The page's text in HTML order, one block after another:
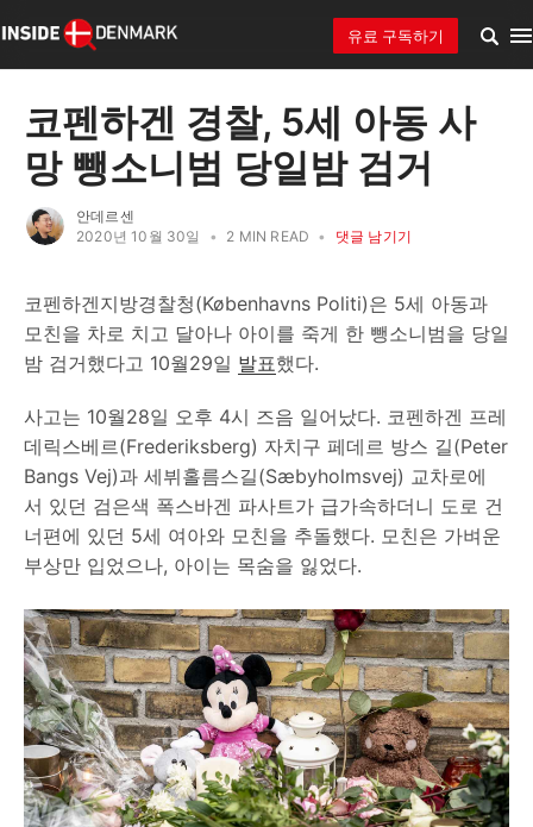
유료 구독하기
코펜하겐 경찰, 5세 아동 사
망 뺑소니범 당일밤 검거
안데르센
2020년 10월 30일
• 2 MIN READ • 댓글 남기기
코펜하겐지방경찰청(Københavns Politi)은 5세 아동과
모친을 차로 치고 달아나 아이를 죽게 한 뺑소니범을 당일
밤 검거했다고 10월29일 발표했다.
사고는 10월28일 오후 4시 즈음 일어났다. 코펜하겐 프레
데릭스베르(Frederiksberg) 자치구 페데르 방스 길(Peter
Bangs Vej)과 세뷔홀름스길(Sæbyholmsvej) 교차로에
서 있던 검은색 폭스바겐 파사트가 급가속하더니 도로 건
너편에 있던 5세 여아와 모친을 추돌했다. 모친은 가벼운
부상만 입었으나, 아이는 목숨을 잃었다.